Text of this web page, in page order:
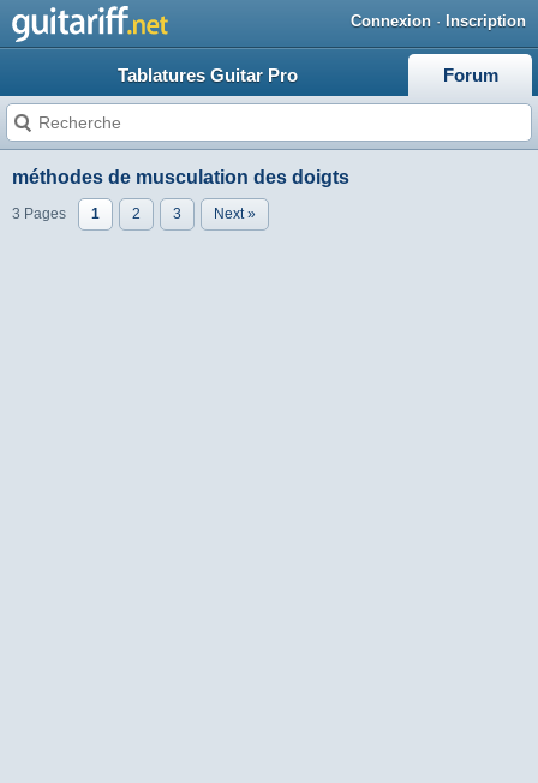
Connexion · Inscription
Tablatures Guitar Pro Forum
méthodes de musculation des doigts
3 Pages 1 2 3 Next »